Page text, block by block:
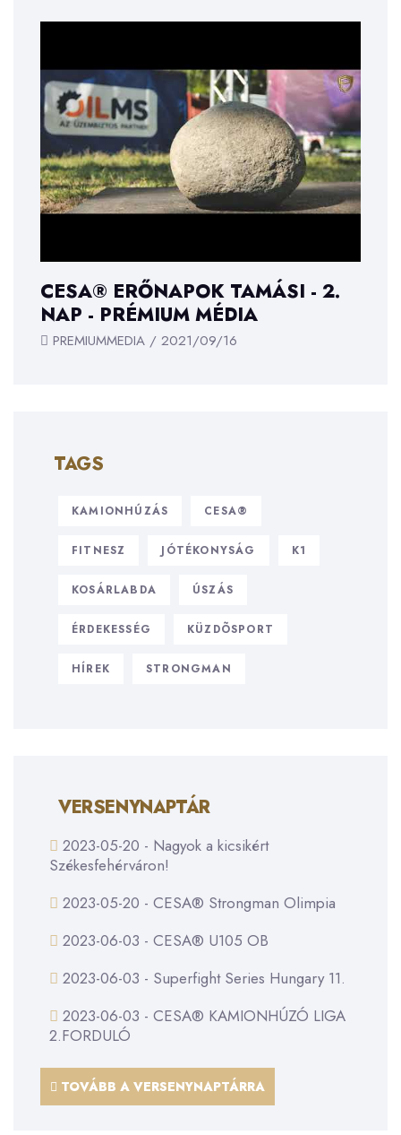
CESA® ERŐNAPOK TAMÁSI - 2.
NAP - PRÉMIUM MÉDIA
PREMIUMMEDIA / 2021/09/16
TAGS
KAMIONHÚZÁS CESA®
FITNESZ JÓTÉKONYSÁG K1
KOSÁRLABDA ÚSZÁS
ÉRDEKESSÉG KÜZDÕSPORT
HÍREK STRONGMAN
VERSENYNAPTÁR
2023-05-20 - Nagyok a kicsikért
Székesfehérváron!
2023-05-20 - CESA® Strongman Olimpia
2023-06-03 - CESA® U105 OB
2023-06-03 - Superfight Series Hungary 11.
2023-06-03 - CESA® KAMIONHÚZÓ LIGA
2.FORDULÓ
TOVÁBB A VERSENYNAPTÁRRA